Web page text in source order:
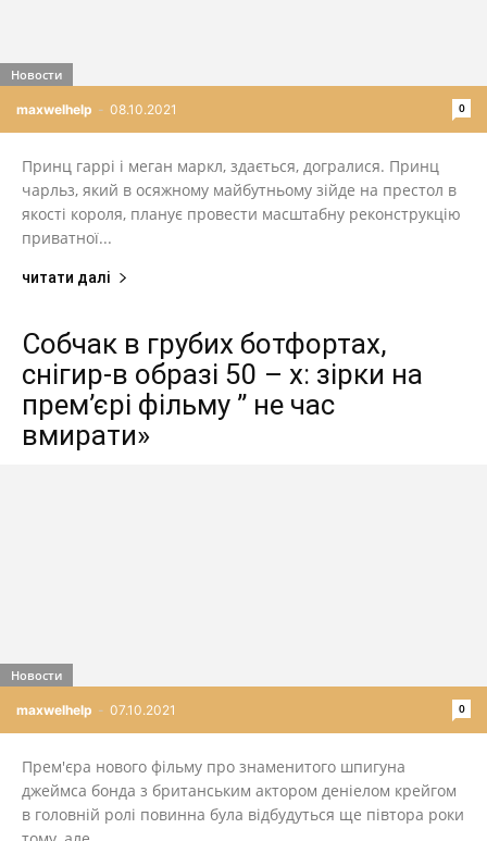
maxwelhelp - 08.10.2021 0
Новости
Принц гаррі і меган маркл, здається, догралися. Принц
чарльз, який в осяжному майбутньому зійде на престол в
якості короля, планує провести масштабну реконструкцію
приватної...
читати далі
Собчак в грубих ботфортах,
снігир-в образі 50 – х: зірки на
прем’єрі фільму ” не час
вмирати»
maxwelhelp - 07.10.2021 0
Новости
Прем'єра нового фільму про знаменитого шпигуна
джеймса бонда з британським актором деніелом крейгом
в головній ролі повинна була відбудуться ще півтора роки